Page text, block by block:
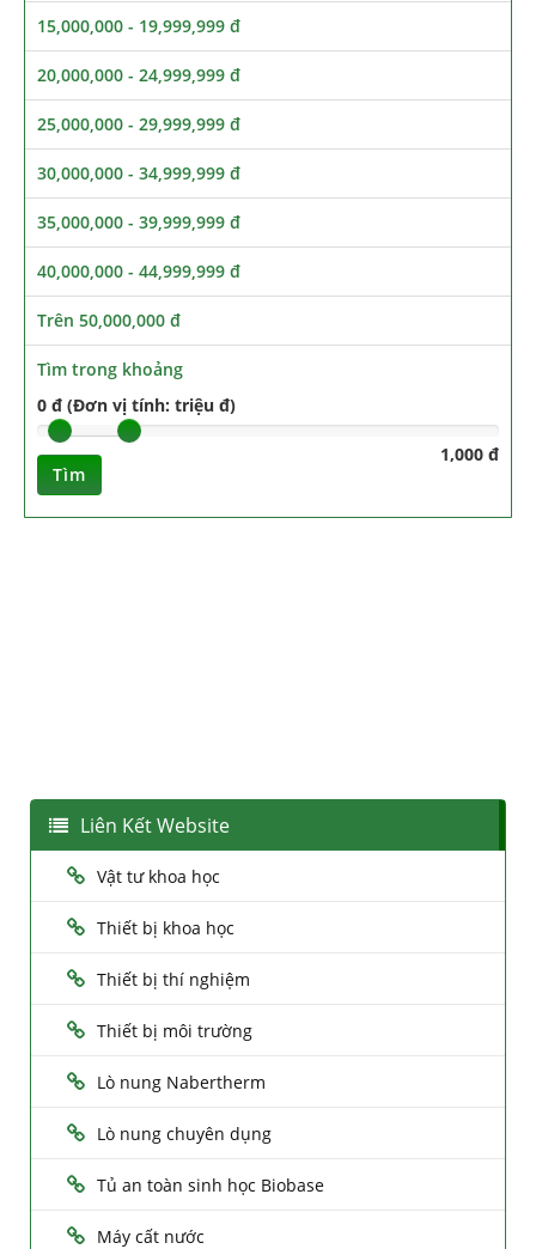
15,000,000 - 19,999,999 đ
20,000,000 - 24,999,999 đ
25,000,000 - 29,999,999 đ
30,000,000 - 34,999,999 đ
35,000,000 - 39,999,999 đ
40,000,000 - 44,999,999 đ
Trên 50,000,000 đ
Tìm trong khoảng
0 đ (Đơn vị tính: triệu đ)
1,000 đ
Tìm
Liên Kết Website
Vật tư khoa học
Thiết bị khoa học
Thiết bị thí nghiệm
Thiết bị môi trường
Lò nung Nabertherm
Lò nung chuyên dụng
Tủ an toàn sinh học Biobase
Máy cất nước